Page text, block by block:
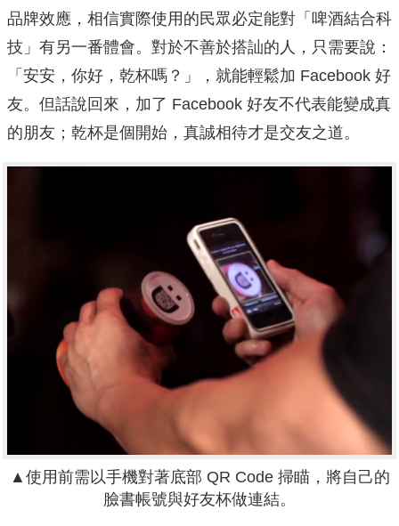
品牌效應，相信實際使用的民眾必定能對「啤酒結合科
技」有另一番體會。對於不善於搭訕的人，只需要說：
「安安，你好，乾杯嗎？」，就能輕鬆加 Facebook 好
友。但話說回來，加了 Facebook 好友不代表能變成真
的朋友；乾杯是個開始，真誠相待才是交友之道。
▲使用前需以手機對著底部 QR Code 掃瞄，將自己的
臉書帳號與好友杯做連結。